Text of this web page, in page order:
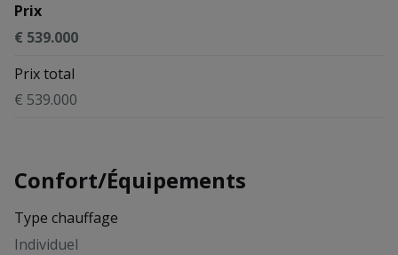
Prix
€ 539.000
Prix total
€ 539.000
Confort/Équipements
Type chauffage
Individuel